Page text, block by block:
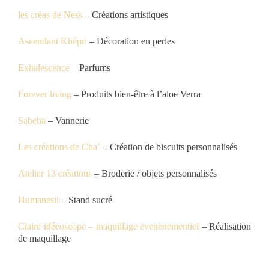
les créas de Ness – Créations artistiques
Ascendant Khépri – Décoration en perles
Exhalescence – Parfums
Forever living – Produits bien-être à l’aloe Verra
Sabeba – Vannerie
Les créations de Cha’ – Création de biscuits personnalisés
Atelier 13 créations – Broderie / objets personnalisés
Humanesii – Stand sucré
Claire idéeoscope – maquillage evenenementiel – Réalisation
de maquillage